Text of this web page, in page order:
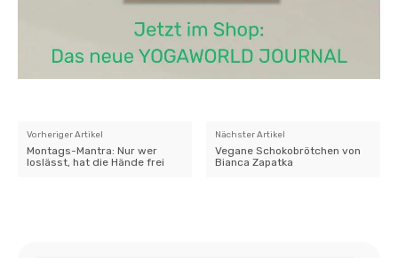
Vorheriger Artikel
Montags-Mantra: Nur wer
loslässt, hat die Hände frei
Nächster Artikel
Vegane Schokobrötchen von
Bianca Zapatka